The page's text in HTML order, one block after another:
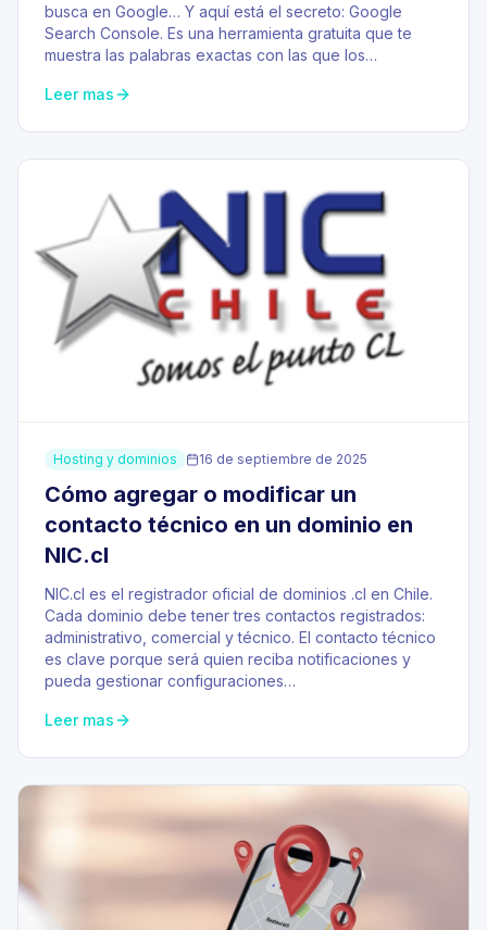
busca en Google… Y aquí está el secreto: Google
Search Console. Es una herramienta gratuita que te
muestra las palabras exactas con las que los…
Leer mas
Hosting y dominios 16 de septiembre de 2025
Cómo agregar o modificar un
contacto técnico en un dominio en
NIC.cl
NIC.cl es el registrador oficial de dominios .cl en Chile.
Cada dominio debe tener tres contactos registrados:
administrativo, comercial y técnico. El contacto técnico
es clave porque será quien reciba notificaciones y
pueda gestionar configuraciones…
Leer mas